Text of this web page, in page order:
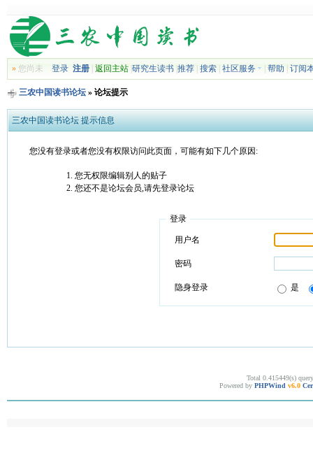
»您尚未 登录 注册| 返回主站| 研究生读书| 推荐| 搜索| 社区服务 帮助 订阅
三农中国读书论坛» 论坛提示
三农中国读书论坛 提示信息
您没有登录或者您没有权限访问此页面，可能有如下几个原因:
您无权限编辑别人的贴子
您还不是论坛会员,请先登录论坛
登录
用户名
密码
隐身登录 是
Total 0.415449(s)
Powered by PHPWind v6.0